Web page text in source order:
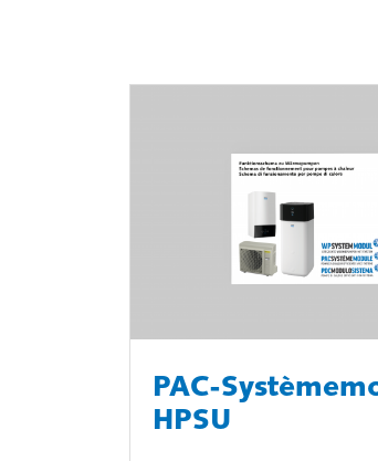
PAC-
HPSU